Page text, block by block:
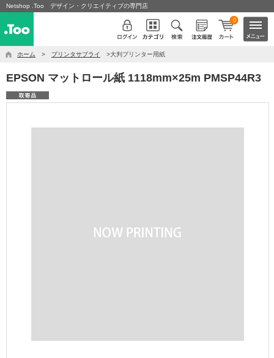
Netshop .Too デザイン・クリエイティブの専門店
0
ホーム > プリンタサプライ >大判プリンター用紙
EPSON マットロール紙 1118mm×25m PMSP44R3